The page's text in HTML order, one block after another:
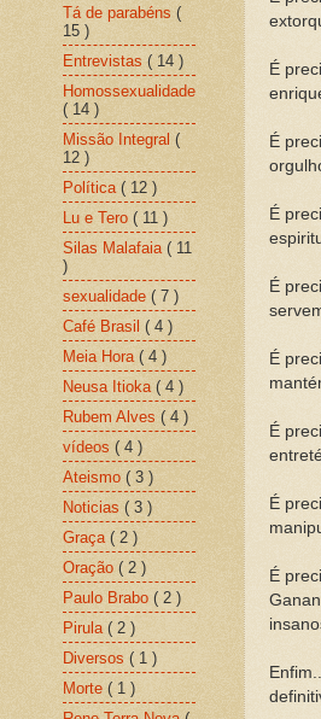
É
É
É
É
É
É
É
É
Tá de parabéns (
15 )
Entrevistas ( 14 )
Homossexualidade
( 14 )
Missão Integral (
12 )
Política ( 12 )
Lu e Tero ( 11 )
Silas Malafaia ( 11
)
sexualidade ( 7 )
Café Brasil ( 4 )
Meia Hora ( 4 )
Neusa Itioka ( 4 )
Rubem Alves ( 4 )
vídeos ( 4 )
Ateismo ( 3 )
Noticias ( 3 )
Graça ( 2 )
Oração ( 2 )
Paulo Brabo ( 2 )
Pirula ( 2 )
Diversos ( 1 )
Morte ( 1 )